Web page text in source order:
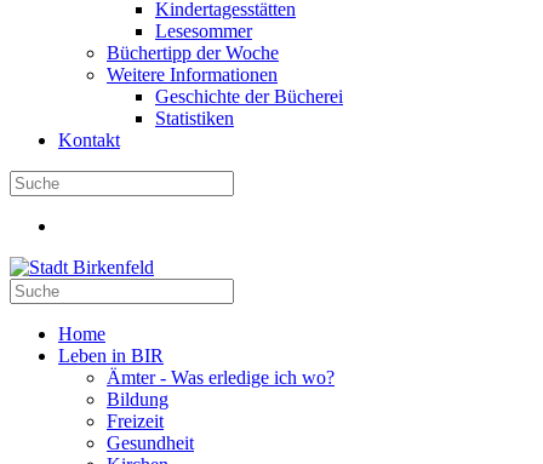
Kindertagesstätten
Lesesommer
Büchertipp der Woche
Weitere Informationen
Geschichte der Bücherei
Statistiken
Kontakt
Home
Leben in BIR
Ämter - Was erledige ich wo?
Bildung
Freizeit
Gesundheit